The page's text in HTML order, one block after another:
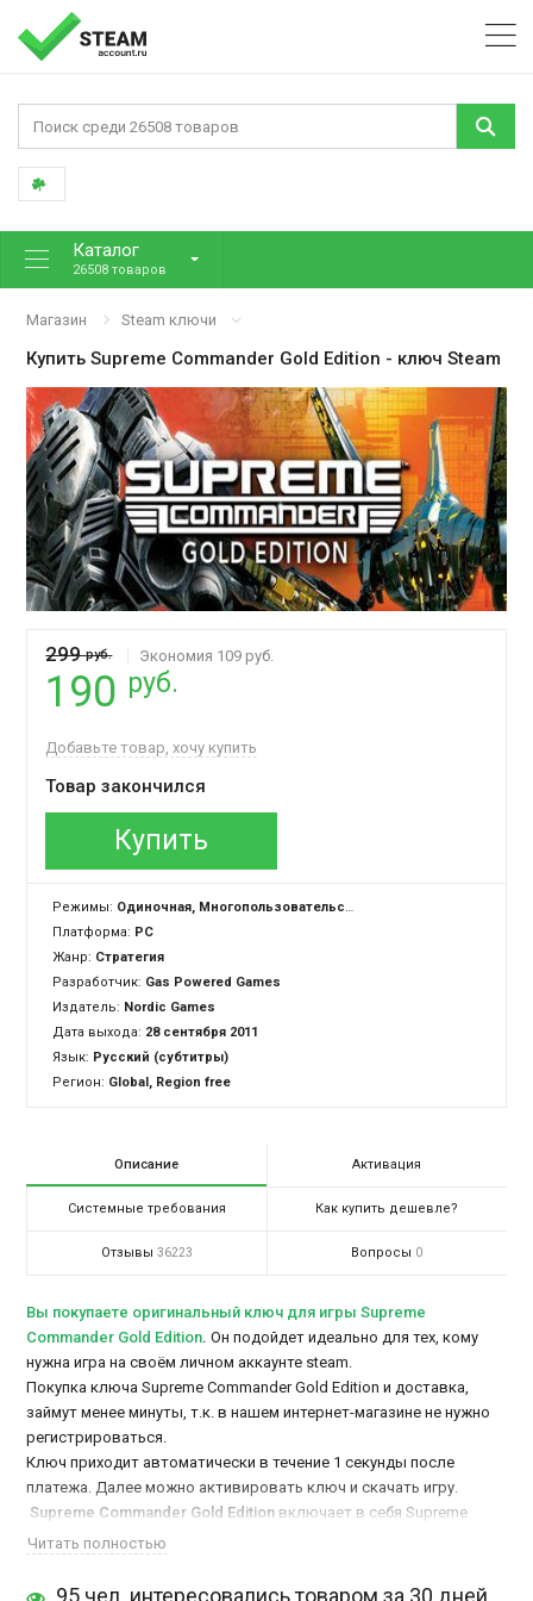
Каталог
26508 товаров
Магазин Steam ключи
КупитьSupreme Commander Gold Edition - ключ Steam
299руб. Экономия 109 руб.
190 руб.
Добавьте товар, хочу купить
Товар закончился
Купить
Режимы: Одиночная, Многопользовательская
Платформа: PC
Жанр: Стратегия
Разработчик: Gas Powered Games
Издатель: Nordic Games
Дата выхода: 28 сентября 2011
Язык: Русский (субтитры)
Регион: Global, Region free
Описание Активация
Системные требования Как купить дешевле?
Отзывы 36223 Вопросы 0
Вы покупаете оригинальный ключ для игры Supreme
Commander Gold Edition. Он подойдет идеально для тех, кому
нужна игра на своём личном аккаунте steam.
Покупка ключа Supreme Commander Gold Edition и доставка,
займут менее минуты, т.к. в нашем интернет-магазине не нужно
регистрироваться.
Ключ приходит автоматически в течение 1 секунды после
платежа. Далее можно активировать ключ и скачать игру.
Supreme Commander Gold Edition включает в себя Supreme
Commander и Supreme Commander: Forged Alliance, так что если
купить ключ Supreme Commander Gold Editionдешево на ПК
Читать полностью
95 чел. интересовались товаром за 30 дней